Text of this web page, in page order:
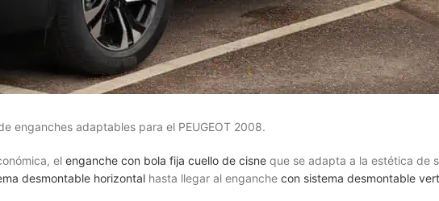
enganches adaptables para el PEUGEOT 2008.
el enganche con bola fija cuello de cisne que se adapta a la estética de
desmontable horizontal hasta llegar al enganche con sistema desmontable